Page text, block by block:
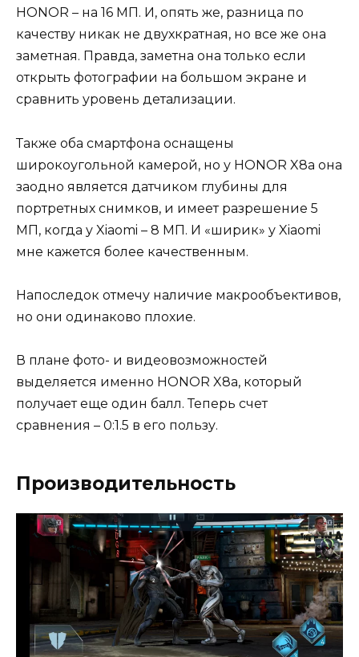
HONOR – на 16 МП. И, опять же, разница по
качеству никак не двухкратная, но все же она
заметная. Правда, заметна она только если
открыть фотографии на большом экране и
сравнить уровень детализации.
Также оба смартфона оснащены
широкоугольной камерой, но у HONOR X8a она
заодно является датчиком глубины для
портретных снимков, и имеет разрешение 5
МП, когда у Xiaomi – 8 МП. И «ширик» у Xiaomi
мне кажется более качественным.
Напоследок отмечу наличие макрообъективов,
но они одинаково плохие.
В плане фото- и видеовозможностей
выделяется именно HONOR X8a, который
получает еще один балл. Теперь счет
сравнения – 0:1.5 в его пользу.
Производительность